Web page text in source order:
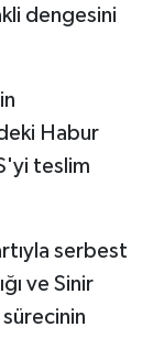
dengesini
Habur
teslim
serbest
ve Sinir